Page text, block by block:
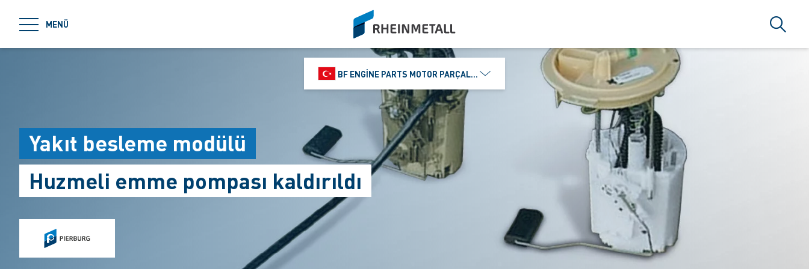
MENÜ
siteLogo
Arama
BF ENGINE PARTS MOTOR PARÇALARI DIŞ TIC.
Yakıt besleme modülü
Huzmeli emme pompası kaldırıldı